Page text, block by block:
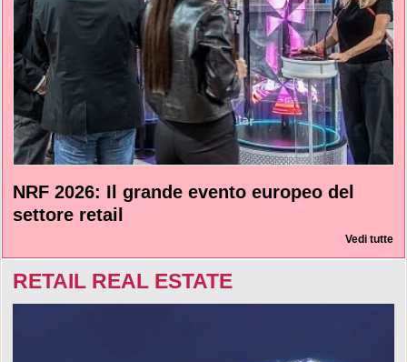
NRF 2026: Il grande evento europeo del
settore retail
Vedi tutte
RETAIL REAL ESTATE